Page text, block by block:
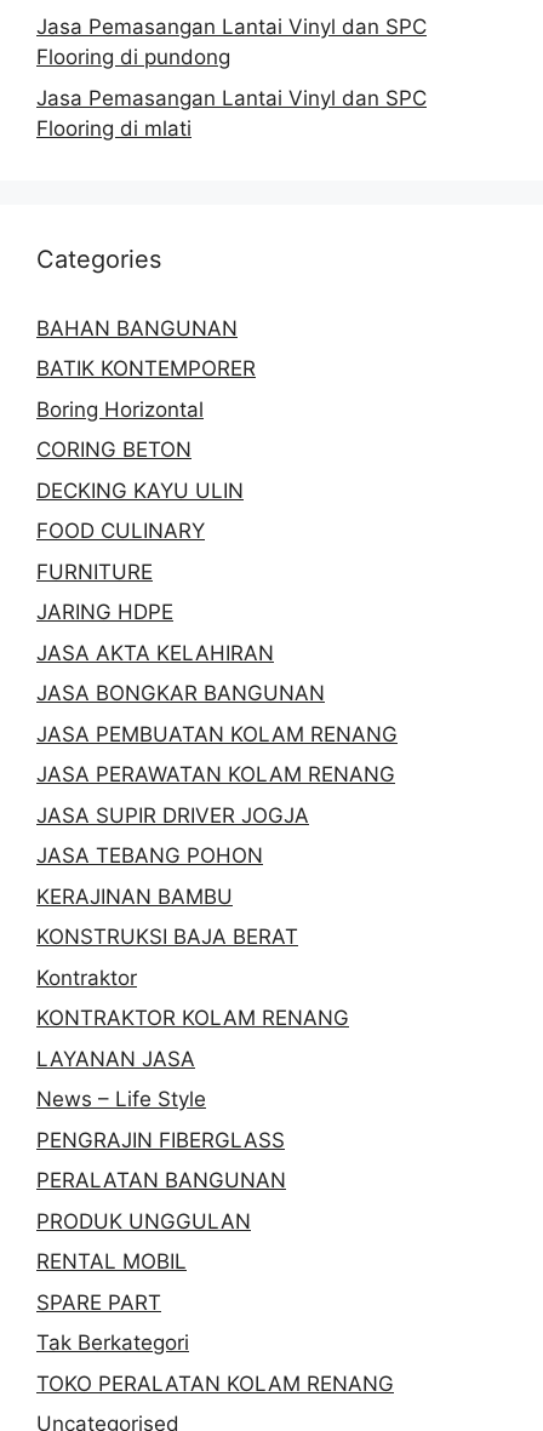
Jasa Pemasangan Lantai Vinyl dan SPC
Flooring di pundong
Jasa Pemasangan Lantai Vinyl dan SPC
Flooring di mlati
Categories
BAHAN BANGUNAN
BATIK KONTEMPORER
Boring Horizontal
CORING BETON
DECKING KAYU ULIN
FOOD CULINARY
FURNITURE
JARING HDPE
JASA AKTA KELAHIRAN
JASA BONGKAR BANGUNAN
JASA PEMBUATAN KOLAM RENANG
JASA PERAWATAN KOLAM RENANG
JASA SUPIR DRIVER JOGJA
JASA TEBANG POHON
KERAJINAN BAMBU
KONSTRUKSI BAJA BERAT
Kontraktor
KONTRAKTOR KOLAM RENANG
LAYANAN JASA
News – Life Style
PENGRAJIN FIBERGLASS
PERALATAN BANGUNAN
PRODUK UNGGULAN
RENTAL MOBIL
SPARE PART
Tak Berkategori
TOKO PERALATAN KOLAM RENANG
Uncategorised